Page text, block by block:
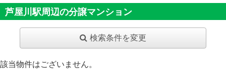
芦屋川駅周辺の分譲マンション
検索条件を変更
該当物件はございません。